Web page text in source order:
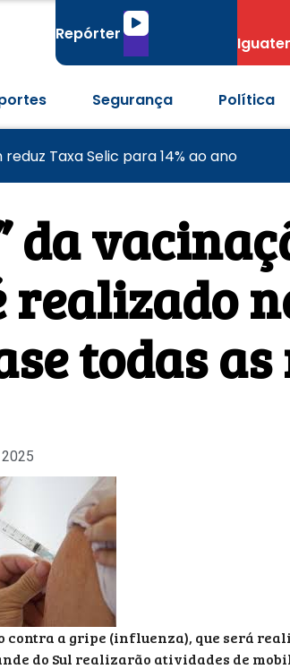
Repórter
Tocador
áudio
Segurança Política
o Mirassol e avança às quartas de
visita o Corinthians de olho em vaga
Taxa Selic para 14% ao ano
da
realizado
todas
contra a gripe (influenza), que será
do Sul realizarão atividades de